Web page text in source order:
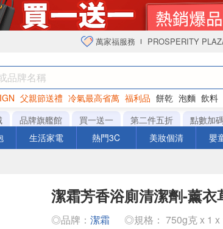
萬家福服務 PROSPERITY
父親節送禮 冷氣最高省萬 福利品 餅乾 泡麵 飲料
衛生紙
品牌旗艦館 買一送一 第二件五折 點數加
生活家電 熱門3C 美妝個清 嬰
潔霜芳香浴廁清潔劑-薰衣
◎品牌： 潔霜 ◎規格： 750g克 x 1 x